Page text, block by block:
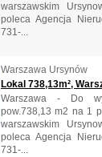
warszawskim
poleca Agencja
731-...
Warszawa Ursynów
Lokal 738,13m²,
Warszawa - Do
pow.738,13 m2 na 1
warszawskim
poleca Agencja
731-...